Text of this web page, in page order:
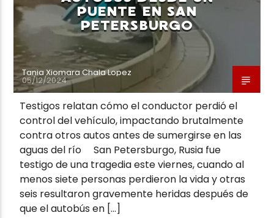
PUENTE EN SAN
PETERSBURGO
Tania Xiomara Chala Lopez
05/12/2024
Testigos relatan cómo el conductor perdió el
control del vehículo, impactando brutalmente
contra otros autos antes de sumergirse en las
aguas del río San Petersburgo, Rusia fue
testigo de una tragedia este viernes, cuando al
menos siete personas perdieron la vida y otras
seis resultaron gravemente heridas después de
que el autobús en […]